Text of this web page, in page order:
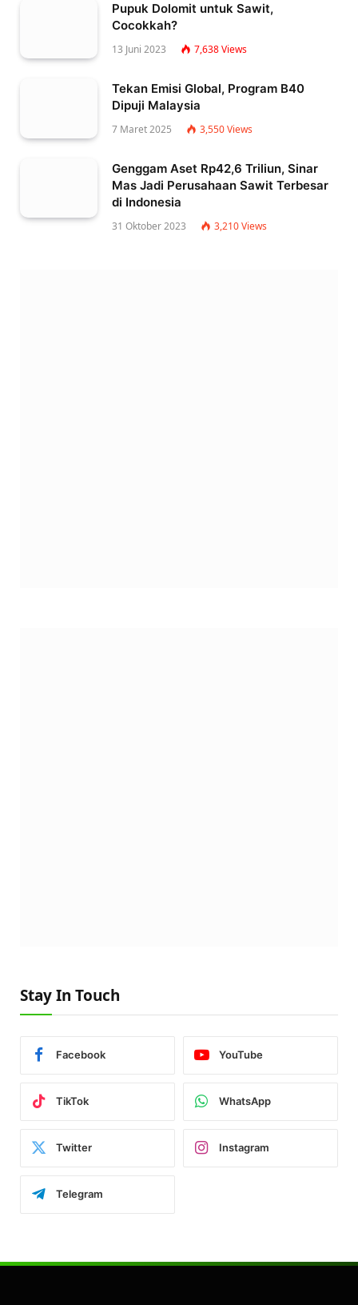
Pupuk Dolomit untuk Sawit,
Cocokkah?
13 Juni 2023 7,638Views
Tekan Emisi Global, Program B40
Dipuji Malaysia
7 Maret 2025 3,550Views
Genggam Aset Rp42,6 Triliun, Sinar
Mas Jadi Perusahaan Sawit Terbesar
di Indonesia
31 Oktober 2023 3,210Views
Stay In Touch
Facebook YouTube
TikTok WhatsApp
Twitter Instagram
Telegram